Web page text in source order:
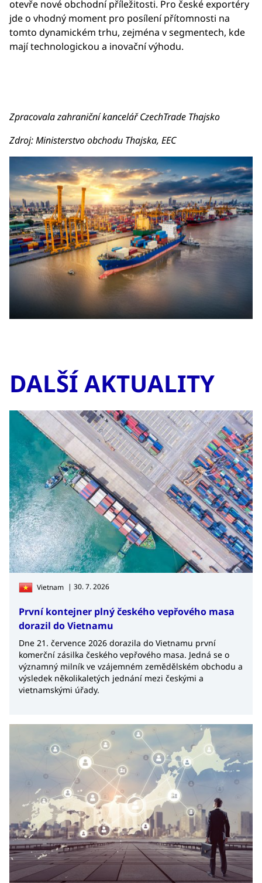
otevře nové obchodní příležitosti. Pro české exportéry
jde o vhodný moment pro posílení přítomnosti na
tomto dynamickém trhu, zejména v segmentech, kde
mají technologickou a inovační výhodu.
Zpracovala zahraniční kancelář CzechTrade Thajsko
Zdroj: Ministerstvo obchodu Thajska, EEC
DALŠÍ AKTUALITY
Vietnam | 30. 7. 2026
První kontejner plný českého vepřového masa
dorazil do Vietnamu
Dne 21. července 2026 dorazila do Vietnamu první
komerční zásilka českého vepřového masa. Jedná se o
významný milník ve vzájemném zemědělském obchodu a
výsledek několikaletých jednání mezi českými a
vietnamskými úřady.